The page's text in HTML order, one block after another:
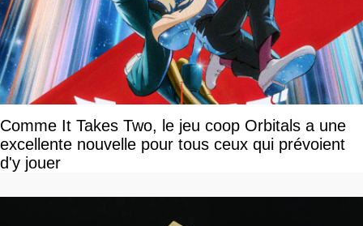
Comme It Takes Two, le jeu coop Orbitals a une
excellente nouvelle pour tous ceux qui prévoient
d'y jouer